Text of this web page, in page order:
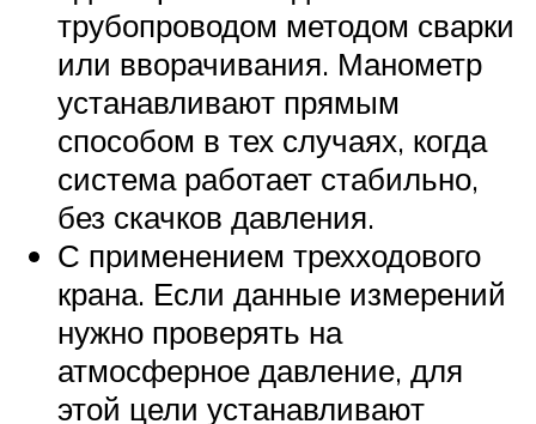
трубопроводом методом сварки
или вворачивания. Манометр
устанавливают прямым
способом в тех случаях, когда
система работает стабильно,
без скачков давления.
С применением трехходового
крана. Если данные измерений
нужно проверять на
атмосферное давление, для
этой цели устанавливают